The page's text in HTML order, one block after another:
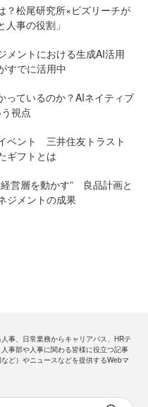
？松尾研究所×ビズリーチが
事の役割」
メントにおける生成AI活用
でに活用中
っているのか？AIネイティブ
視点
ベント 三井住友トラスト
ギフトとは
営層を動かす” 良品計画と
ジメントの成果
事、日常業務からキャリアパス、HRテ
事部や人事に関わる皆様に役立つ記事
など）やニュースなどを提供するWebマ